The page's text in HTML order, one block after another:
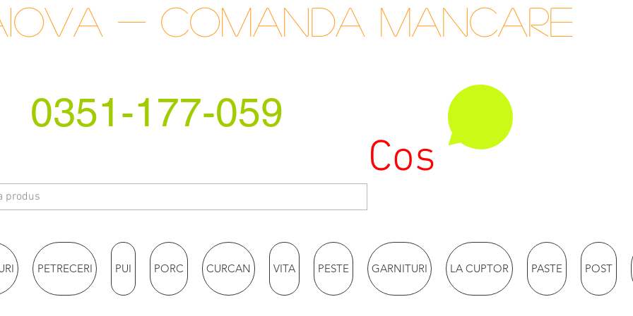
- comanda mancare
0351-177-059
Cos
PETRECERI PUI PORC CURCAN VITA PESTE GARNITURI LA CUPTOR PASTE POST